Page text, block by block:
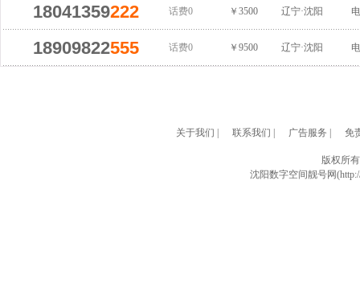
18041359222 话费0 ￥3500 辽宁·沈阳
18909822555 话费0 ￥9500 辽宁·沈阳
关于我们 联系我们 广告服务 免
版权所
沈阳数字空间靓号网